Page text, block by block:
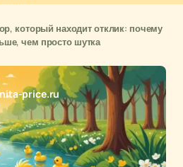
который находит отклик: почему
чем просто шутка
price.ru